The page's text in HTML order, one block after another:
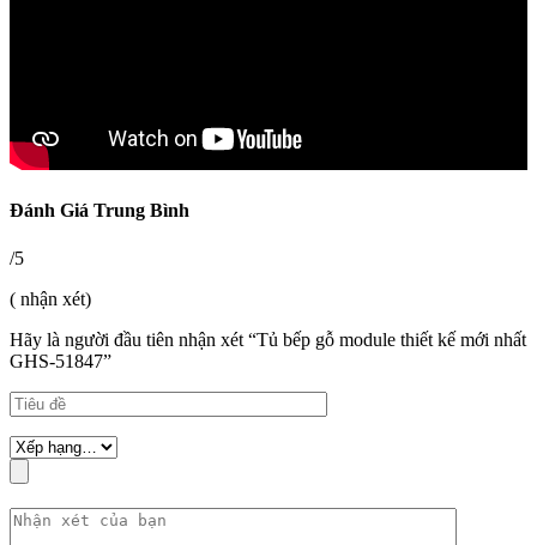
Đánh Giá Trung Bình
/5
( nhận xét)
Hãy là người đầu tiên nhận xét “Tủ bếp gỗ module thiết kế mới nhất
GHS-51847”